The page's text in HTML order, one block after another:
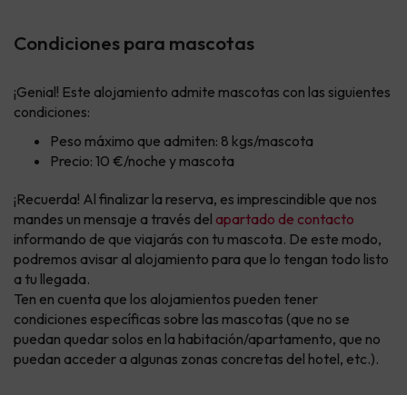
Condiciones para mascotas
¡Genial! Este alojamiento admite mascotas con las siguientes
condiciones:
Peso máximo que admiten: 8 kgs/mascota
Precio: 10 €/noche y mascota
¡Recuerda! Al finalizar la reserva, es imprescindible que nos
mandes un mensaje a través del apartado de contacto
informando de que viajarás con tu mascota. De este modo,
podremos avisar al alojamiento para que lo tengan todo listo
a tu llegada.
Ten en cuenta que los alojamientos pueden tener
condiciones específicas sobre las mascotas (que no se
puedan quedar solos en la habitación/apartamento, que no
puedan acceder a algunas zonas concretas del hotel, etc.).